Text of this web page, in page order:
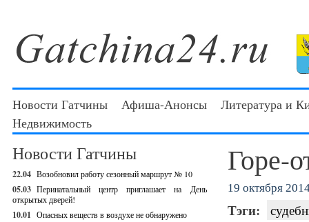
Новости Гатчины Афиша-Анонсы
Литература и
Недвижимость
Новости Гатчины
22.04 Возобновил работу сезонный маршрут № 10
05.03 Перинатальный центр приглашает на День
открытых дверей!
10.01 Опасных веществ в воздухе не обнаружено
Горе-
19 октября
Тэги: